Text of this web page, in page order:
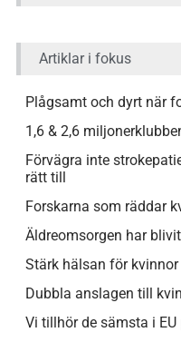
Artiklar i fokus
Plågsamt och dyrt när
1,6 & 2,6
Förvägra inte
rätt till
Forskarna som räddar
Äldreomsorgen har
Stärk hälsan för kvinnor
Dubbla anslagen till
Vi tillhör de sämsta i